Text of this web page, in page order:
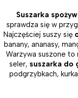
Suszarka
sprawdza się w
Najczęściej suszy się
banany, ananasy,
Warzywa suszone to
seler, suszarka do
podgrzybkach,